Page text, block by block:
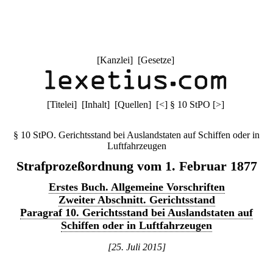
[Kanzlei] [Gesetze]
[Titelei] [Inhalt] [Quellen] [<] § 10 StPO [>]
§ 10 StPO. Gerichtsstand bei Auslandstaten auf Schiffen oder in
Luftfahrzeugen
Strafprozeßordnung vom 1. Februar 1877
Erstes Buch. Allgemeine Vorschriften
Zweiter Abschnitt. Gerichtsstand
Paragraf 10. Gerichtsstand bei Auslandstaten auf
Schiffen oder in Luftfahrzeugen
[25. Juli 2015]